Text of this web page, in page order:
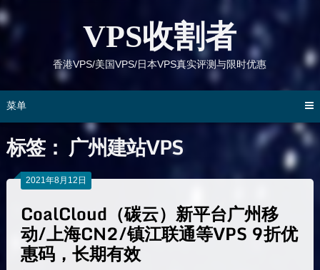
跳
到
VPS收割者
香港VPS/美国VPS/日本VPS真实评测与限时优惠
菜单
标签： 广州建站VPS
2021年8月12日
CoalCloud（碳云）新平台广州移
动/上海CN2/镇江联通等VPS 9折优
惠码，长期有效